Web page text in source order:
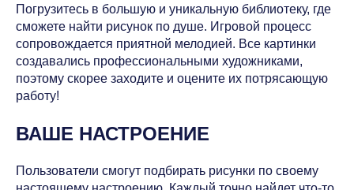
Погрузитесь в большую и уникальную библиотеку, где
сможете найти рисунок по душе. Игровой процесс
сопровождается приятной мелодией. Все картинки
создавались профессиональными художниками,
поэтому скорее заходите и оцените их потрясающую
работу!
ВАШЕ НАСТРОЕНИЕ
Пользователи смогут подбирать рисунки по своему